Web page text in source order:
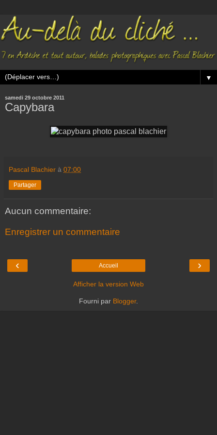
▼
samedi 29 octobre 2011
Capybara
Pascal Blachier à 07:00
Partager
Aucun commentaire:
Enregistrer un commentaire
‹ ›
Accueil
Afficher la version Web
Fourni par Blogger.